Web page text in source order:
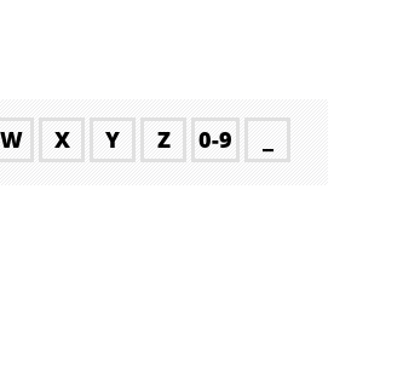
W X Y Z 0-9